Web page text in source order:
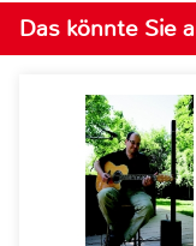
Das könnte Sie